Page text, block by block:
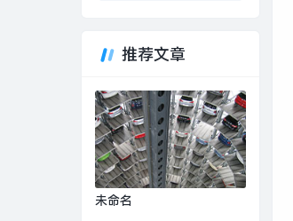
推荐文章
未命名